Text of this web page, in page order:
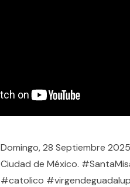
Domingo, 28 Septiembre
Ciudad de México.
#catolico